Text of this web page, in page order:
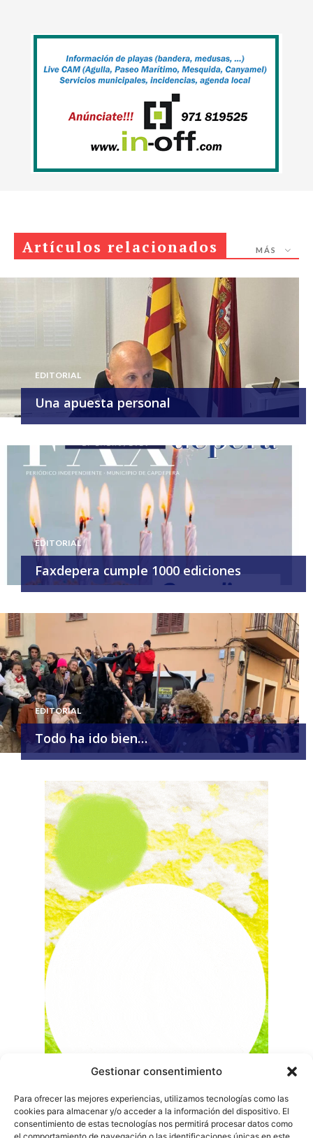
Gestionar consentimiento
Para ofrecer las mejores experiencias, utilizamos tecnologías como las
cookies para almacenar y/o acceder a la información del dispositivo. El
consentimiento de estas tecnologías nos permitirá procesar datos como
Artículos relacionados MÁS
EDITORIAL
Una apuesta personal
EDITORIAL
Faxdepera cumple 1000 ediciones
EDITORIAL
Todo ha ido bien…